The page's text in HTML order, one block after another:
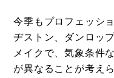
今季もプロフェッシ
ヂストン、ダンロッ
メイクで、気象条件
が異なることが考え